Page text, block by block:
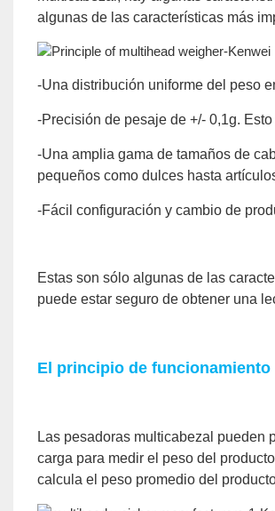
algunas de las características más
-Una distribución uniforme del peso
-Precisión de pesaje de +/- 0,1g.
-Una amplia gama de tamaños de
pequeños como dulces hasta
-Fácil configuración y cambio de
Estas son sólo algunas de las
puede estar seguro de obtener una
El principio de
Las pesadoras multicabezal pueden
carga para medir el peso del
calcula el peso promedio del